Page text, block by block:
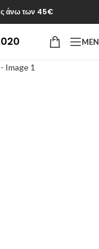
άνω των 45€